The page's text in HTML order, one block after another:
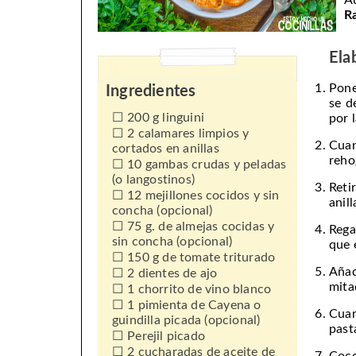
Ingredientes
200 g linguini
2 calamares limpios y
cortados en anillas
10 gambas crudas y peladas
(o langostinos)
12 mejillones cocidos y sin
concha (opcional)
75 g. de almejas cocidas y
sin concha (opcional)
150 g de tomate triturado
2 dientes de ajo
1 chorrito de vino blanco
1 pimienta de Cayena o
guindilla picada (opcional)
Perejil picado
2 cucharadas de aceite de
se
por
que